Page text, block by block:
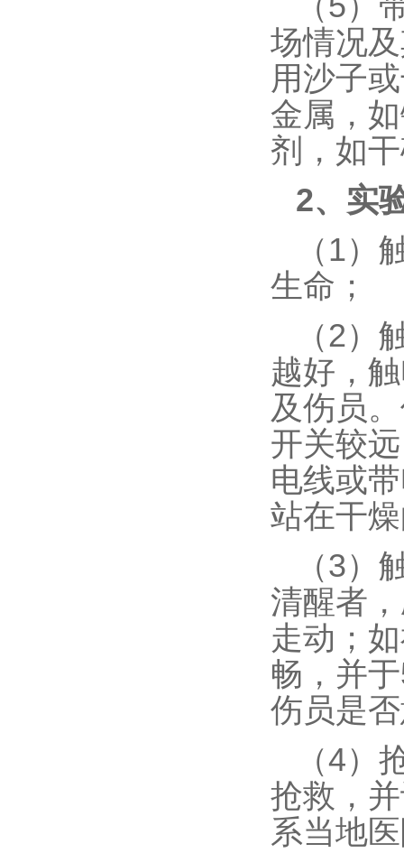
场情况
用沙子
金属，
剂，如
2、 实
（1）
生命；
（2）
越好，
及伤员
开关较
电线或
站在干
（3）
清醒者
走动；
畅，并
伤员是
（4）
抢救，
系当地